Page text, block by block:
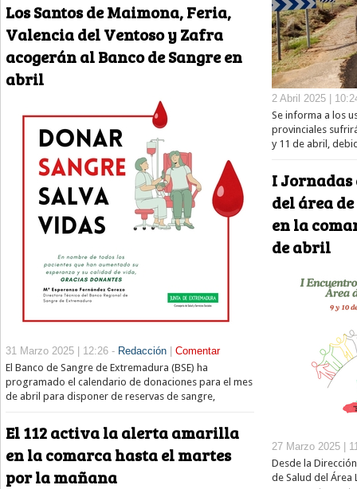
Los Santos de Maimona, Feria,
Valencia del Ventoso y Zafra
acogerán al Banco de Sangre en
abril
31 Marzo 2025 | 12:26 - Redacción| Comentar
El Banco de Sangre de Extremadura (BSE) ha
programado el calendario de donaciones para el mes
de abril para disponer de reservas de sangre,
El 112 activa la alerta amarilla
en la comarca hasta el martes
por la mañana
2 Abril 2025 |
Se informa a los
provinciales
y 11 de abril,
I
del área
en la
de abril
27 Marzo 2025 |
Desde la
de Salud del